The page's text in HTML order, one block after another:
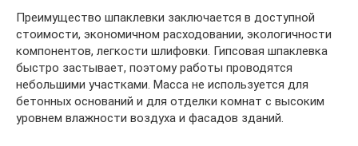
Преимущество шпаклевки заключается в доступной
стоимости, экономичном расходовании, экологичности
компонентов, легкости шлифовки. Гипсовая шпаклевка
быстро застывает, поэтому работы проводятся
небольшими участками. Масса не используется для
бетонных оснований и для отделки комнат с высоким
уровнем влажности воздуха и фасадов зданий.